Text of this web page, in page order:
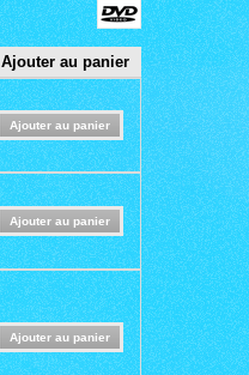
Ajouter au panier